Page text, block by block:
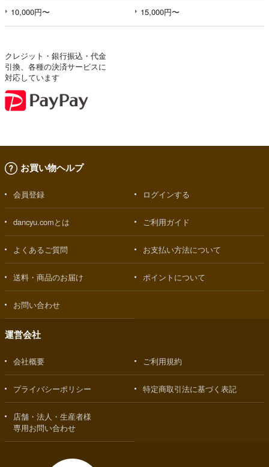
10,000円〜 15,000円〜
クレジット・銀行振込・代金
引換、各種の決済サービスに
対応しています
お買い物ヘルプ
会員登録 ログインする
dancyu.comとは ご利用ガイド
よくあるご質問 お支払い方法について
送料・商品のお届け ポイントについて
お問い合わせ
運営会社
会社概要 ご利用規約
プライバシーポリシー 特定商取引法に基づく表記
店舗・法人・生産者様
専用お問い合わせ